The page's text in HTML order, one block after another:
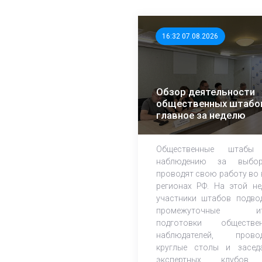
16:32 07.08.2026
Обзор деятельности
общественных
главное за неделю
Общественные
наблюдению за
проводят свою работу во
регионах РФ. На этой
участники штабов
промежуточные
подготовки
наблюдателей,
круглые столы и
экспертных